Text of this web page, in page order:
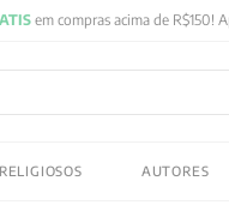
em compras acima de R$150!
AUTORES